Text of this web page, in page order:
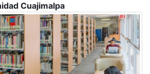
Cuajimalpa